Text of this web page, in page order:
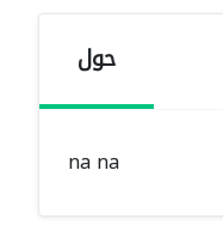
حول
na na